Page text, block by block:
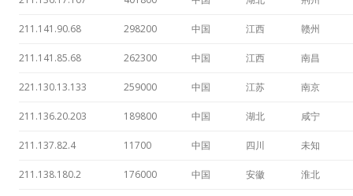
211.141.90.68 298200 中国 江西 赣州
211.141.85.68 262300 中国 江西 南昌
221.130.13.133 259000 中国 江苏 南京
211.136.20.203 189800 中国 湖北 咸宁
211.137.82.4 11700 中国 四川 未知
211.138.180.2 176000 中国 安徽 淮北